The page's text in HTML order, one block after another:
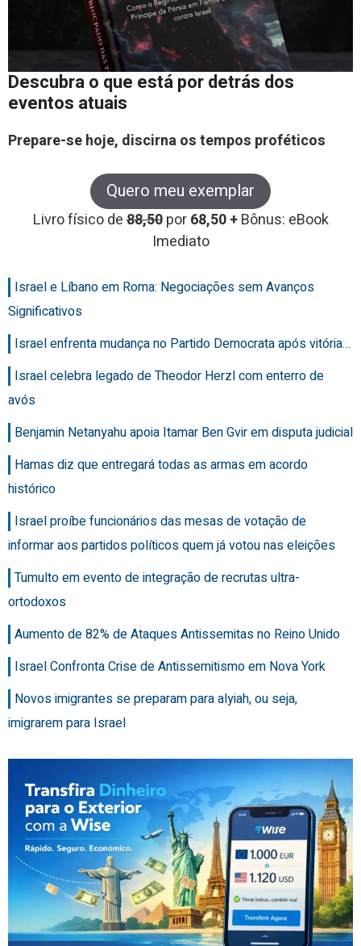
Descubra o que está por detrás dos
eventos atuais
Prepare-se hoje, discirna os tempos proféticos
Quero meu exemplar
Livro físico de88,50 por68,50 +Bônus: eBook
Imediato
Israel e Líbano em Roma: Negociações sem Avanços
Significativos
Israel enfrenta mudança no Partido Democrata após vitória…
Israel celebra legado de Theodor Herzl com enterro de
avós
Benjamin Netanyahu apoia Itamar Ben Gvir em disputa judicial
Hamas diz que entregará todas as armas em acordo
histórico
Israel proíbe funcionários das mesas de votação de
informar aos partidos políticos quem já votou nas eleições
Tumulto em evento de integração de recrutas ultra-
ortodoxos
Aumento de 82% de Ataques Antissemitas no Reino Unido
Israel Confronta Crise de Antissemitismo em Nova York
Novos imigrantes se preparam para alyiah, ou seja,
imigrarem para Israel